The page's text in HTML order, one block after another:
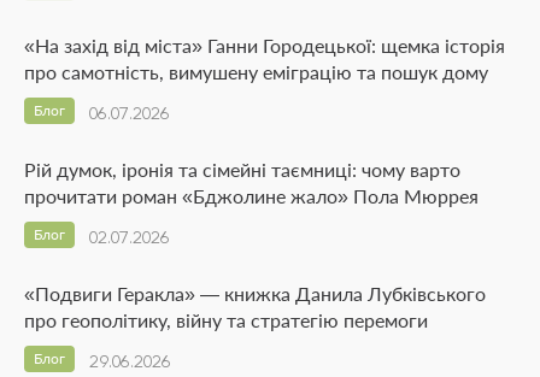
«На захід від міста» Ганни Городецької: щемка історія
про самотність, вимушену еміграцію та пошук дому
06.07.2026
Блог
Рій думок, іронія та сімейні таємниці: чому варто
прочитати роман «Бджолине жало» Пола Мюррея
02.07.2026
Блог
«Подвиги Геракла» — книжка Данила Лубківського
про геополітику, війну та стратегію перемоги
29.06.2026
Блог